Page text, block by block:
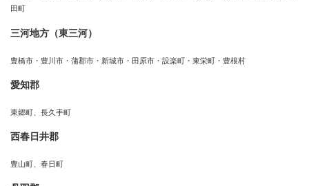
田町
三河地方（東三河）
豊橋市・豊川市・蒲郡市・新城市・田原市・設楽町・東栄町・豊根村
愛知郡
東郷町、長久手町
西春日井郡
豊山町、春日町